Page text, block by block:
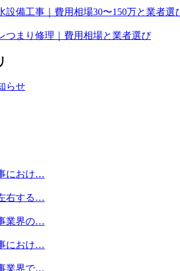
設備工事｜費用相場30〜150万と業者選
つまり修理｜費用相場と業者選び
らせ
におけ…
右する…
業界の…
におけ…
業界で…